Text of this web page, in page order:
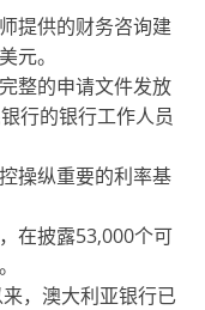
提供的财务咨询建
元。
整的申请文件发放
行的银行工作人员
操纵重要的利率基
在披露53,000个可
，澳大利亚银行已